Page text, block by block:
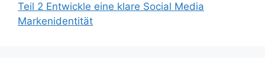
Teil 2 Entwickle eine klare Social Media
Markenidentität